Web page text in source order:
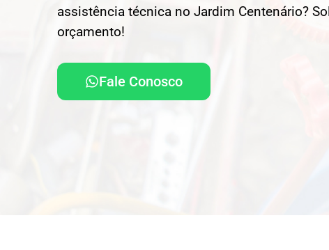
assistência técnica no Jardim Centenário?
orçamento!
Fale Conosco